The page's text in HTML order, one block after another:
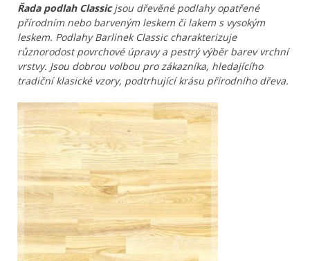
Řada podlah Classicjsou dřevěné podlahy opatřené
přírodním nebo barveným leskem či lakem s vysokým
leskem. PodlahyBarlinek Classic charakterizuje
různorodost povrchové úpravy a pestrý výběr barev vrchní
vrstvy. Jsou dobrou volbou pro zákazníka, hledajícího
tradiční klasické vzory, podtrhující krásu přírodního dřeva.